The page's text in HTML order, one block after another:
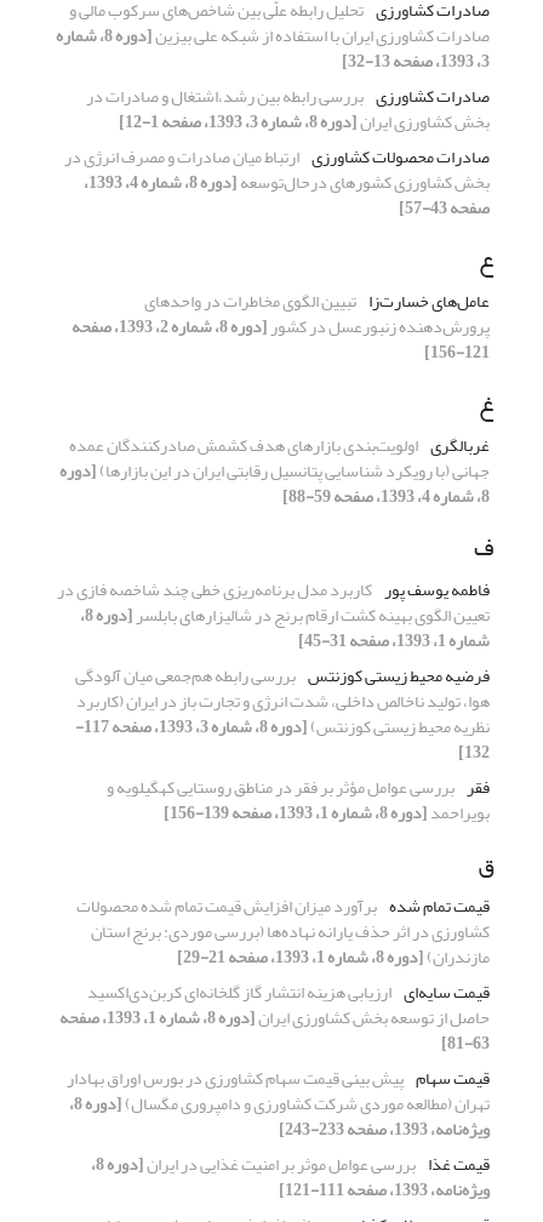
صادرات کشاورزی تحلیل رابطه علّی بین شاخص‌های سرکوب مالی و
صادرات کشاورزی ایران با استفاده از شبکه علی بیزین [دوره 8، شماره
3، 1393، صفحه 13-32]
صادرات کشاورزی بررسی رابطه بین رشد،اشتغال و صادرات در
بخش کشاورزی ایران[دوره 8، شماره 3، 1393، صفحه 1-12]
صادرات محصولات کشاورزی ارتباط میان صادرات و مصرف انرژی در
بخش کشاورزی کشورهای درحال‌توسعه [دوره 8، شماره 4، 1393،
صفحه 43-57]
ع
عامل‌های خسارت‌زا تبیین الگوی مخاطرات در واحدهای
پرورش‌دهنده زنبورعسل در کشور [دوره 8، شماره 2، 1393، صفحه
121-156]
غ
غربالگری اولویت‌بندی بازارهای هدف کشمش صادرکنندگان عمده
جهانی (با رویکرد شناسایی پتانسیل رقابتی ایران در این بازارها)[دوره
8، شماره 4، 1393، صفحه 59-88]
ف
فاطمه یوسف پور کاربرد مدل برنامه‌ریزی خطی چند شاخصه فازی در
تعیین الگوی بهینه کشت ارقام برنج در شالیزارهای بابلسر [دوره 8،
شماره 1، 1393، صفحه 31-45]
فرضیه محیط زیستی کوزنتس بررسی رابطه هم‌جمعی میان آلودگی
هوا، تولید ناخالص داخلی، شدت انرژی و تجارت باز در ایران (کاربرد
نظریه محیط زیستی کوزنتس) [دوره 8، شماره 3، 1393، صفحه 117-
132]
فقر بررسی عوامل مؤثر بر فقر در مناطق روستایی کهگیلویه و
بویراحمد[دوره 8، شماره 1، 1393، صفحه 139-156]
ق
قیمت تمام شده برآورد میزان افزایش قیمت تمام شده محصولات
کشاورزی در اثر حذف یارانه نهاده‌ها (بررسی موردی: برنج استان
مازندران)[دوره 8، شماره 1، 1393، صفحه 21-29]
قیمت سایه‌ای ارزیابی هزینه انتشار گاز گلخانه‌ای کربن‌دی‌اکسید
حاصل از توسعه بخش کشاورزی ایران [دوره 8، شماره 1، 1393، صفحه
63-81]
قیمت سهام پیش بینی قیمت سهام کشاورزی در بورس اوراق بهادار
تهران (مطالعه موردی شرکت کشاورزی و دامپروری مگسال) [دوره 8،
ویژه‌نامه، 1393، صفحه 233-243]
قیمت غذا بررسی عوامل موثر بر امنیت غذایی در ایران [دوره 8،
ویژه‌نامه، 1393، صفحه 111-121]